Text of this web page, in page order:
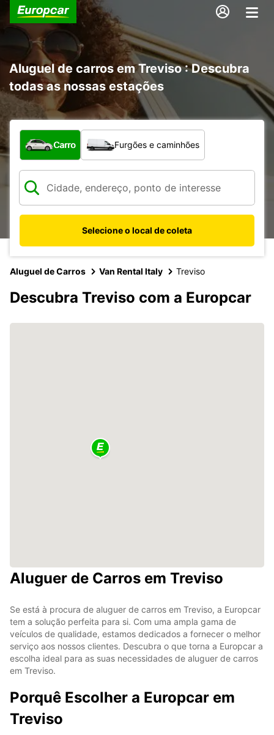
Aluguel de carros em Treviso : Descubra
todas as nossas estações
Qual tipo de veículo?
Carro Furgões e caminhões
Selecione o local de coleta
Aluguel de Carros Van Rental Italy Treviso
Descubra Treviso com a Europcar
Aluguer de Carros em Treviso
Se está à procura de aluguer de carros em Treviso, a Europcar
tem a solução perfeita para si. Com uma ampla gama de
veículos de qualidade, estamos dedicados a fornecer o melhor
serviço aos nossos clientes. Descubra o que torna a Europcar a
escolha ideal para as suas necessidades de aluguer de carros
em Treviso.
Porquê Escolher a Europcar em
Treviso